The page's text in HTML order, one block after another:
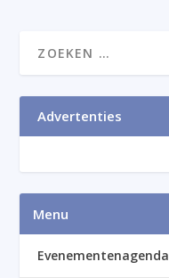
Advertenties
Menu
Evenementenagenda